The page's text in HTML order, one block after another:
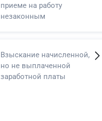
приеме на работу
незаконным
Взыскание начисленной,
но не выплаченной
заработной платы